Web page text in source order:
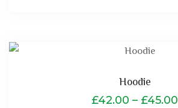
Hoodie
£42.00 – £45.00